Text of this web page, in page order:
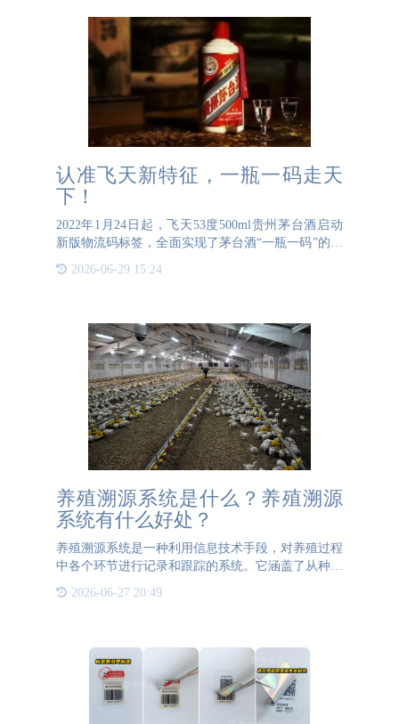
认准飞天新特征，一瓶一码走天
下！
2022年1月24日起，飞天53度500ml贵州茅台酒启动
新版物流码标签，全面实现了茅台酒“一瓶一码”的物
茅粉们要看好哦~一、飞天茅台酒外箱上物流码数字
2026-06-29 15:24
养殖溯源系统是什么？养殖溯源
系统有什么好处？
养殖溯源系统是一种利用信息技术手段，对养殖过程
中各个环节进行记录和跟踪的系统。它涵盖了从种苗
选择、饲料投喂、疾病防控、生长监测到产品加工、
包装、运输等全过程的信息采集和管理。养殖溯源系
2026-06-27 20:49